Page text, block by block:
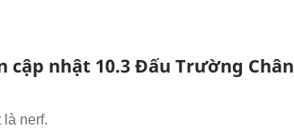
cập nhật 10.3 Đấu Trường Chân
là nerf.